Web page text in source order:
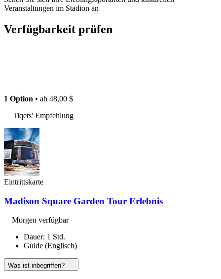
Veranstaltungen im Stadion an
Verfügbarkeit prüfen
1 Option • ab 48,00 $
Tiqets' Empfehlung
Eintrittskarte
Madison Square Garden Tour Erlebnis
Morgen verfügbar
Dauer: 1 Std.
Guide (Englisch)
Was ist inbegriffen?